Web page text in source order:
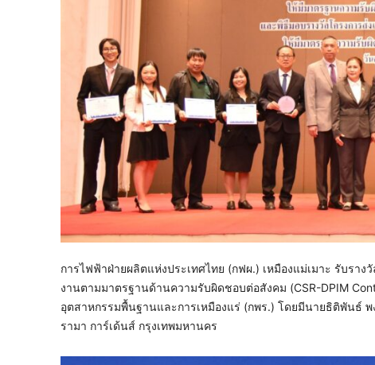
การไฟฟ้าฝ่ายผลิตแห่งประเทศไทย (กฟผ.) เหมืองแม่เมาะ รับร
งานตามมาตรฐานด้านความรับผิดชอบต่อสังคม (CSR-DPIM
อุตสาหกรรมพื้นฐานและการเหมืองแร่ (กพร.) โดยมีนายธิติพันธ์
รามา การ์เด้นส์ กรุงเทพมหานคร